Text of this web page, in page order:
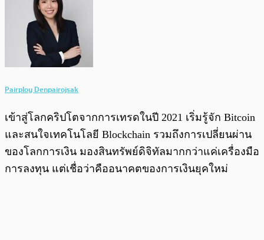
Pairploy Denpairojsak
เข้าสู่โลกคริปโตจากการเทรดในปี 2021 เริ่มรู้จัก Bitcoin
และสนใจเทคโนโลยี Blockchain รวมถึงการเปลี่ยนผ่าน
ของโลกการเงิน มองสินทรัพย์ดิจิทัลมากกว่าแค่เครื่องมือ
การลงทุน แต่เชื่อว่าคืออนาคตของการเงินยุคใหม่